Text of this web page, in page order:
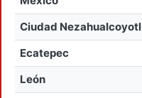
Ciudad Nezahualcoyotl
Ecatepec
León